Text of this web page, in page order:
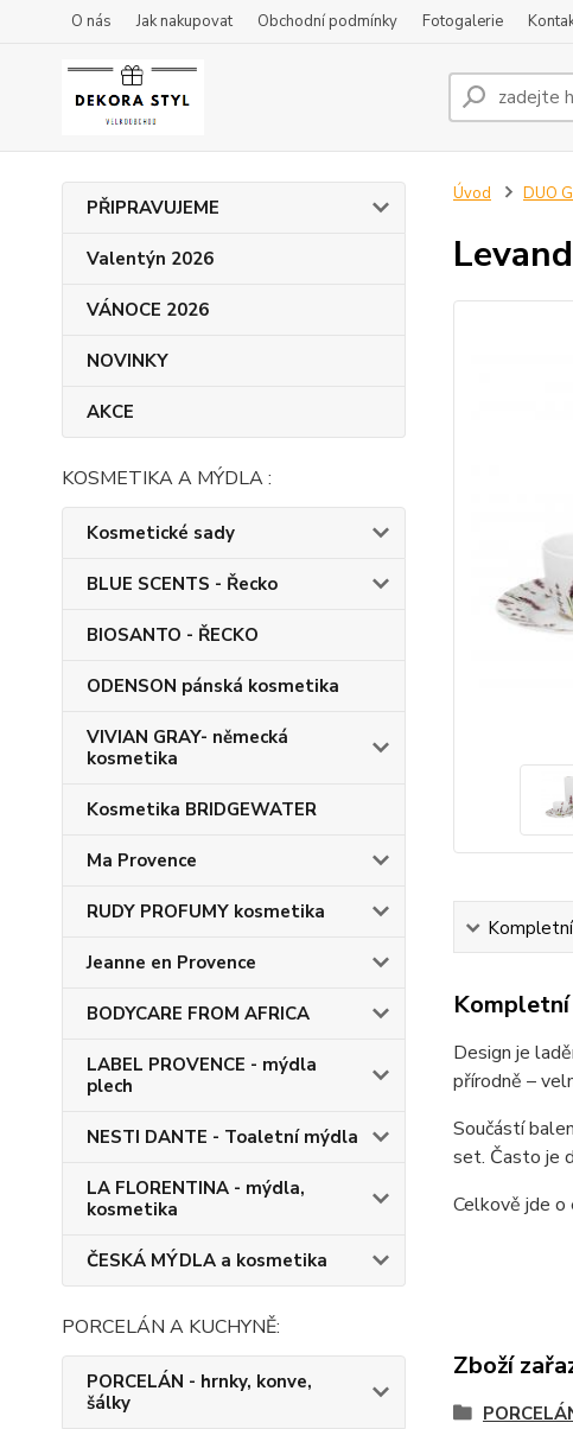
O nás Jak nakupovat Obchodní podmínky Fotogalerie
PŘIPRAVUJEME
Valentýn 2026
VÁNOCE 2026
NOVINKY
AKCE
KOSMETIKA A MÝDLA :
Kosmetické sady
BLUE SCENTS - Řecko
BIOSANTO - ŘECKO
ODENSON pánská kosmetika
VIVIAN GRAY- německá
kosmetika
Kosmetika BRIDGEWATER
Ma Provence
RUDY PROFUMY kosmetika
Jeanne en Provence
BODYCARE FROM AFRICA
LABEL PROVENCE - mýdla
plech
NESTI DANTE - Toaletní mýdla
LA FLORENTINA - mýdla,
kosmetika
ČESKÁ MÝDLA a kosmetika
PORCELÁN A KUCHYNĚ:
PORCELÁN - hrnky, konve,
šálky
Úvod DUO
Design je
přírodně –
Součástí
set. Často je
Celkově jde o
Zboží